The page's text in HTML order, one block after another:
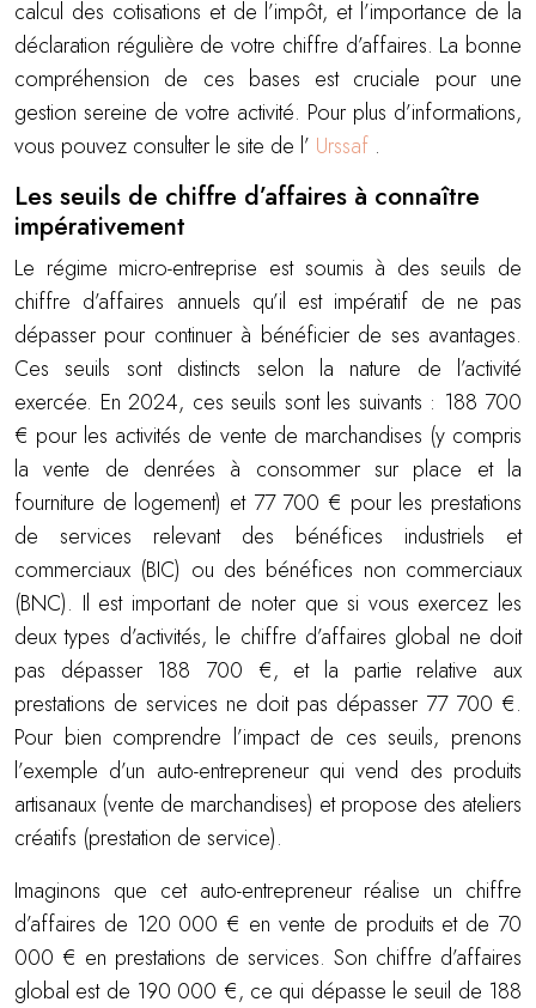
calcul des cotisations et de l’impôt, et l’importance de la
déclaration régulière de votre chiffre d’affaires. La bonne
compréhension de ces bases est cruciale pour une
gestion sereine de votre activité. Pour plus d’informations,
vous pouvez consulter le site de l’ Urssaf .
Les seuils de chiffre d’affaires à connaître
impérativement
Le régime micro-entreprise est soumis à des seuils de
chiffre d’affaires annuels qu’il est impératif de ne pas
dépasser pour continuer à bénéficier de ses avantages.
Ces seuils sont distincts selon la nature de l’activité
exercée. En 2024, ces seuils sont les suivants : 188 700
€ pour les activités de vente de marchandises (y compris
la vente de denrées à consommer sur place et la
fourniture de logement) et 77 700 € pour les prestations
de services relevant des bénéfices industriels et
commerciaux (BIC) ou des bénéfices non commerciaux
(BNC). Il est important de noter que si vous exercez les
deux types d’activités, le chiffre d’affaires global ne doit
pas dépasser 188 700 €, et la partie relative aux
prestations de services ne doit pas dépasser 77 700 €.
Pour bien comprendre l’impact de ces seuils, prenons
l’exemple d’un auto-entrepreneur qui vend des produits
artisanaux (vente de marchandises) et propose des ateliers
créatifs (prestation de service).
Imaginons que cet auto-entrepreneur réalise un chiffre
d’affaires de 120 000 € en vente de produits et de 70
000 € en prestations de services. Son chiffre d’affaires
global est de 190 000 €, ce qui dépasse le seuil de 188